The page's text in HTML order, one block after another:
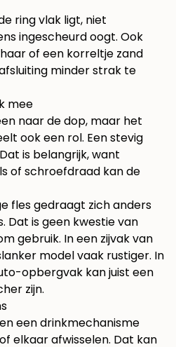
ring vlak ligt, niet
ingescheurd oogt. Ook
of een korreltje zand
minder strak te
mee
naar de dop, maar het
ook een rol. Een stevig
is belangrijk, want
of schroefdraad kan de
fles gedraagt zich anders
Dat is geen kwestie van
gebruik. In een zijvak van
model vaak rustiger. In
opbergvak kan juist een
zijn.
een drinkmechanisme
elkaar afwisselen. Dat kan